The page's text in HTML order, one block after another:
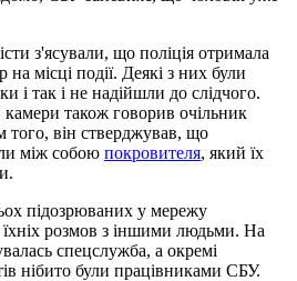
з'ясували, що поліція отримала
на місці події. Деякі з них були
і так і не надійшли до слідчого.
також говорив очільник
він стверджував, що
між собою покровителя, який їх
підозрюваних у мережу
їхніх розмов з іншими людьми. На
спецслужба, а окремі
нібито були працівниками СБУ.